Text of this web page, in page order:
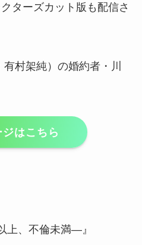
ターズカット版も配信さ
村架純）の婚約者・川
はこちら
上、不倫未満―』